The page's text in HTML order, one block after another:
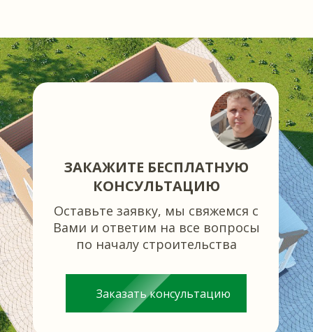
ЗАКАЖИТЕ БЕСПЛАТНУЮ
КОНСУЛЬТАЦИЮ
Оставьте заявку, мы свяжемся с
Вами и ответим на все вопросы
по началу строительства
Заказать консультацию